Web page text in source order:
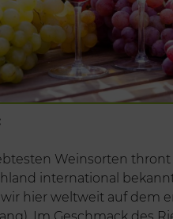
Weinsorten
international
hier weltweit auf dem